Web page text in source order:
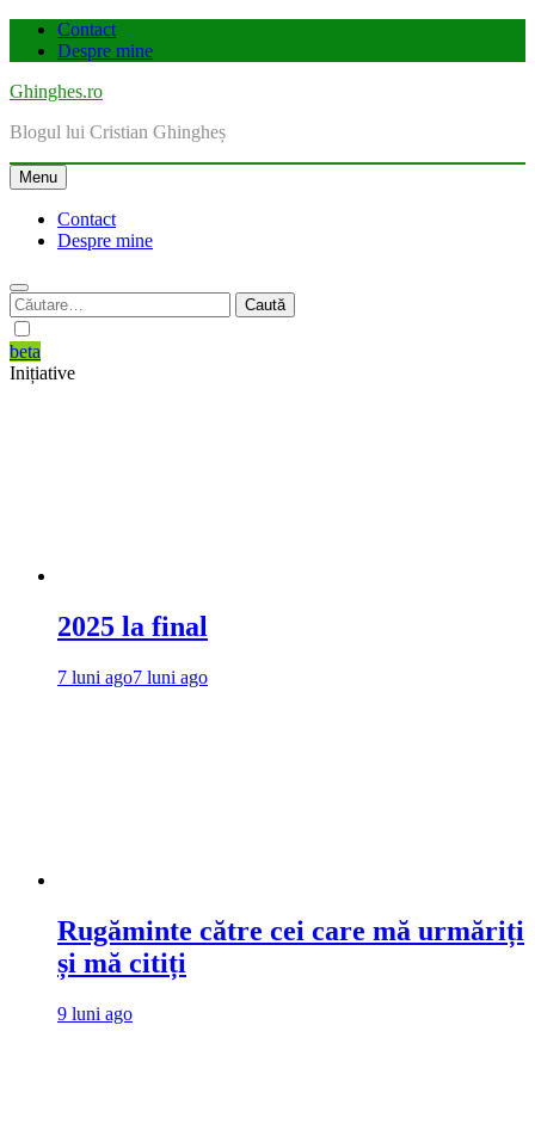
Skip
Contact
Despre mine
Ghinghes.ro
Blogul lui Cristian Ghingheș
Menu
Contact
Despre mine
Caută
după:
beta
Inițiative
2025 la final
7 luni ago7 luni ago
Rugăminte către cei care mă urmăriți
și mă citiți
9 luni ago